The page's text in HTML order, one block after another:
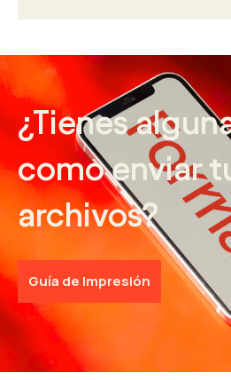
¿Tienes
como enviar
archivos?
Guía de Impresión